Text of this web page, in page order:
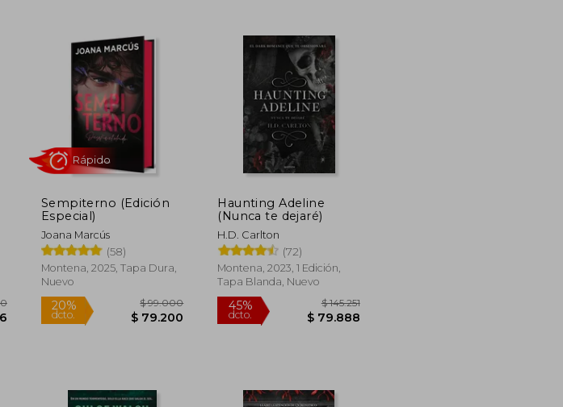
45%
dcto.
$ 125.010
$ 68.756
20%
dcto.
Sempiterno (Edición
Especial)
Joana Marcús
(58)
Montena, 2025, Tapa Dura,
Nuevo
Haunting Adeline
(Nunca te dejaré)
H.D. Carlton
(72)
Montena, 2023, 1 Edición,
Tapa Blanda, Nuevo